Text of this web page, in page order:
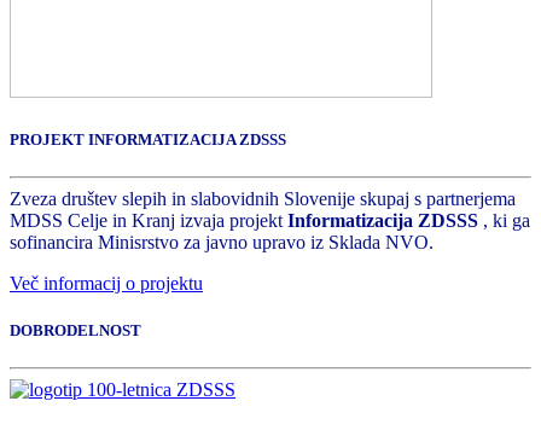
PROJEKT INFORMATIZACIJA ZDSSS
Zveza društev slepih in slabovidnih Slovenije skupaj s partnerjema
MDSS Celje in Kranj izvaja projekt Informatizacija ZDSSS , ki ga
sofinancira Minisrstvo za javno upravo iz Sklada NVO.
Več informacij o projektu
DOBRODELNOST